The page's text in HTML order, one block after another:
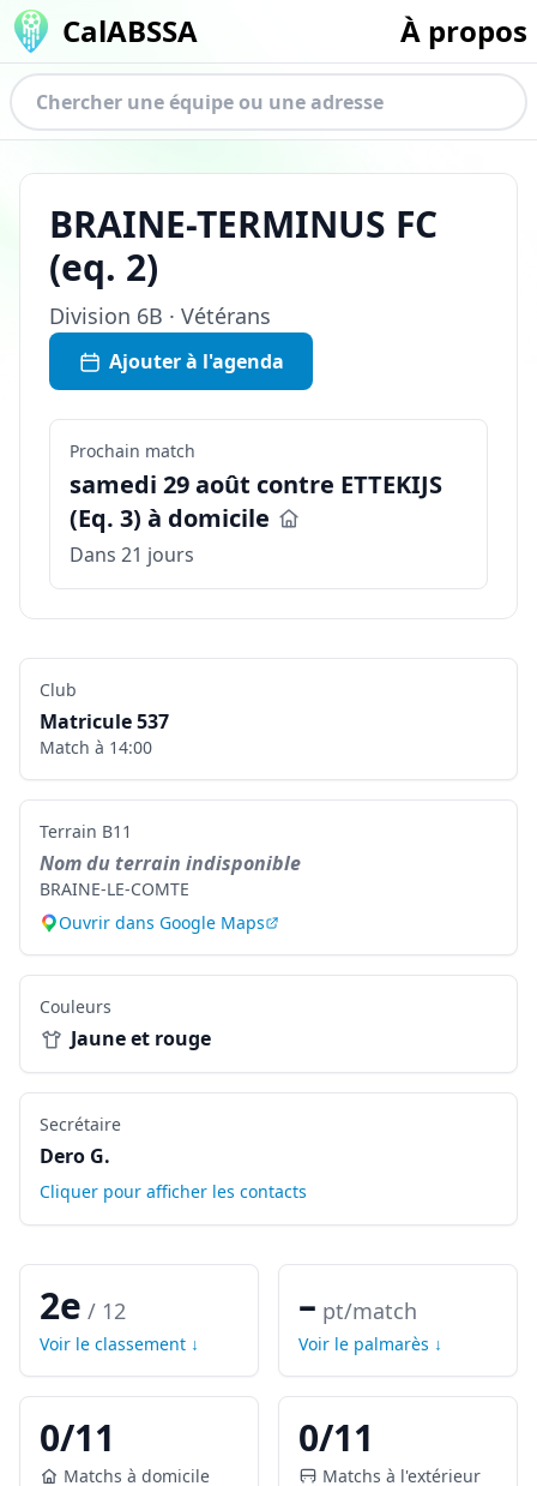
CalABSSA À propos
BRAINE-TERMINUS FC
(eq. 2)
Division 6B · Vétérans
Ajouter à l'agenda
Prochain match
samedi 29 août contre ETTEKIJS
(Eq. 3) à domicile
Dans 21 jours
Club
Matricule537
Match à 14:00
Terrain B11
Nom du terrain indisponible
BRAINE-LE-COMTE
Ouvrir dans Google Maps
Couleurs
Jaune et rouge
Secrétaire
Dero G.
Cliquer pour afficher les contacts
2e / 12
Voir le classement ↓
– pt/match
Voir le palmarès ↓
0/11
Matchs à domicile
0/11
Matchs à l'extérieur